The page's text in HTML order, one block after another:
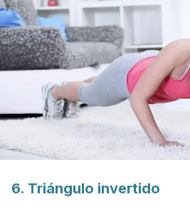
6. Triángulo invertido